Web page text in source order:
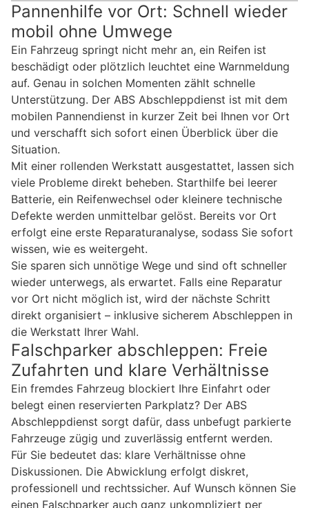
Pannenhilfe vor Ort: Schnell wieder
mobil ohne Umwege
Ein Fahrzeug springt nicht mehr an, ein Reifen ist
beschädigt oder plötzlich leuchtet eine Warnmeldung
auf. Genau in solchen Momenten zählt schnelle
Unterstützung. Der ABS Abschleppdienst ist mit dem
mobilen Pannendienst in kurzer Zeit bei Ihnen vor Ort
und verschafft sich sofort einen Überblick über die
Situation.
Mit einer rollenden Werkstatt ausgestattet, lassen sich
viele Probleme direkt beheben. Starthilfe bei leerer
Batterie, ein Reifenwechsel oder kleinere technische
Defekte werden unmittelbar gelöst. Bereits vor Ort
erfolgt eine erste Reparaturanalyse, sodass Sie sofort
wissen, wie es weitergeht.
Sie sparen sich unnötige Wege und sind oft schneller
wieder unterwegs, als erwartet. Falls eine Reparatur
vor Ort nicht möglich ist, wird der nächste Schritt
direkt organisiert – inklusive sicherem Abschleppen in
die Werkstatt Ihrer Wahl.
Falschparker abschleppen: Freie
Zufahrten und klare Verhältnisse
Ein fremdes Fahrzeug blockiert Ihre Einfahrt oder
belegt einen reservierten Parkplatz? Der ABS
Abschleppdienst sorgt dafür, dass unbefugt parkierte
Fahrzeuge zügig und zuverlässig entfernt werden.
Für Sie bedeutet das: klare Verhältnisse ohne
Diskussionen. Die Abwicklung erfolgt diskret,
professionell und rechtssicher. Auf Wunsch können Sie
einen Falschparker auch ganz unkompliziert per